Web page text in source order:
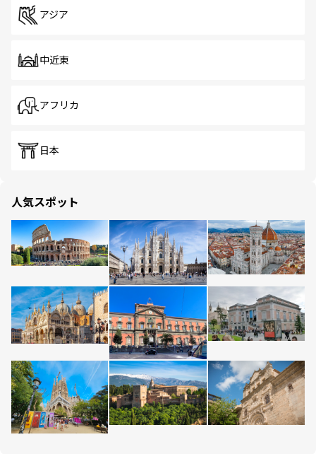
アジア
中近東
アフリカ
日本
人気スポット